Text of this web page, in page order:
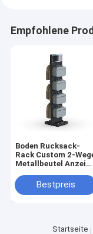
Empfohlene
Boden Rucksack-
Rack Custom 2-
Metallbeutel Anzeige
Bestpreis
Startseite